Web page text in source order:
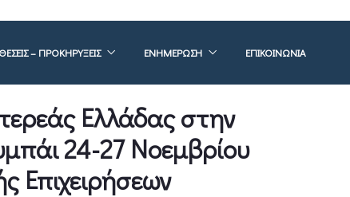
– ΠΡΟΚΗΡΥΞΕΙΣ ΕΝΗΜΈΡΩΣΗ ΕΠΙΚΟΙΝΩΝΊΑ
Ελλάδας στην
24-27 Νοεμβρίου
Επιχειρήσεων